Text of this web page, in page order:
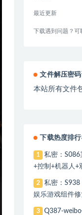
最近更新
下载遇到问题？
文件解压密码
本站所有文件
下载热度排
1
私密：
+控制+机器人+
2
私密：
娱乐游戏组件
3 Q387-